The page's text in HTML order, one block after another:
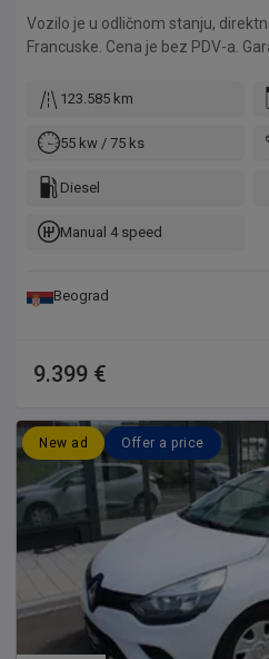
Vozilo je u odličnom stanju,
Francuske. Cena je bez PDV-a.
123.585 km
55 kw / 75 ks
Diesel
Manual 4 speed
Beograd
9.399 €
New ad Offer a price